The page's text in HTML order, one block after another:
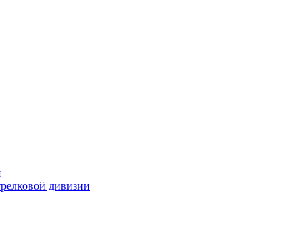
дивизии